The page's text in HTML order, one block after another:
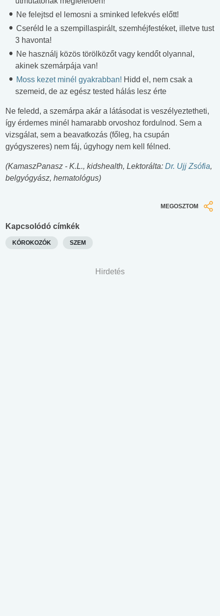
Ne felejtsd el lemosni a sminked lefekvés előtt!
Cseréld le a szempillaspirált, szemhéjfestéket, illetve tust
3 havonta!
Ne használj közös törölközőt vagy kendőt olyannal,
akinek szemárpája van!
Moss kezet minél gyakrabban! Hidd el, nem csak a
szemeid, de az egész tested hálás lesz érte
Ne feledd, a szemárpa akár a látásodat is veszélyeztetheti,
így érdemes minél hamarabb orvoshoz fordulnod. Sem a
vizsgálat, sem a beavatkozás (főleg, ha csupán
gyógyszeres) nem fáj, úgyhogy nem kell félned.
(KamaszPanasz - K.L., kidshealth, Lektorálta: Dr. Ujj Zsófia,
belgyógyász, hematológus)
MEGOSZTOM
Kapcsolódó címkék
KÓROKOZÓK SZEM
Hirdetés